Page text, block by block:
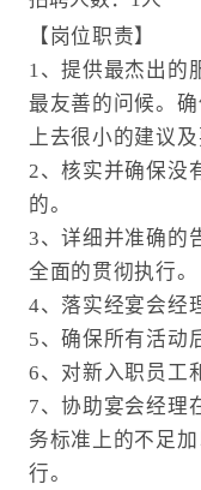
【岗位职责】
1、提供最杰出的
最友善的问候。
上去很小的建议及
2、核实并确保没
的。
3、详细并准确的
全面的贯彻执行。
4、落实经宴会经
5、确保所有活动
6、对新入职员工
7、协助宴会经理
务标准上的不足
行。